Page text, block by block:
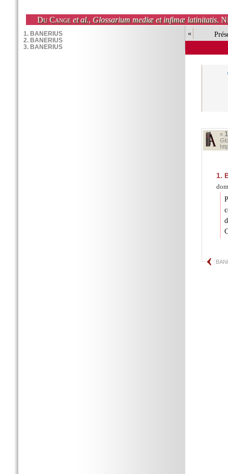
Du Cange et al., Glossarium mediæ et infimæ latinitatis.
«
«
1.